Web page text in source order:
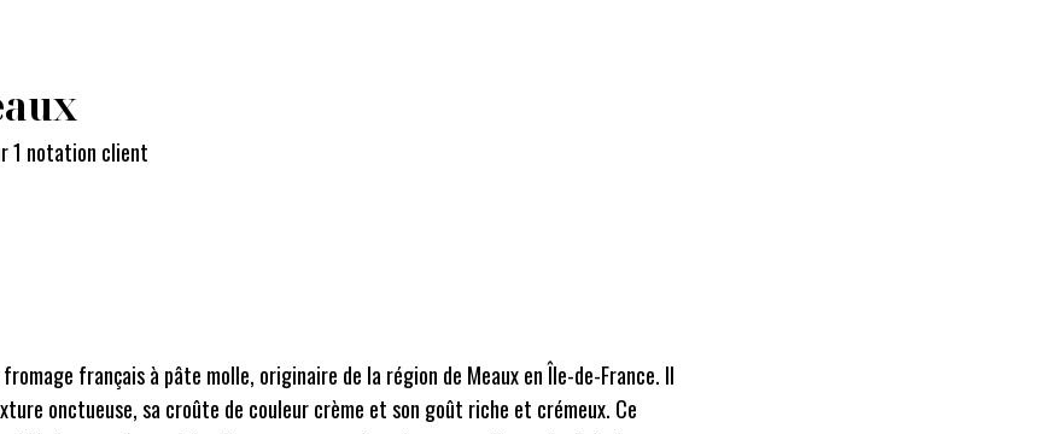
1 notation client
français à pâte molle, originaire de la région de Meaux en Île-de-France. Il
onctueuse, sa croûte de couleur crème et son goût riche et crémeux. Ce